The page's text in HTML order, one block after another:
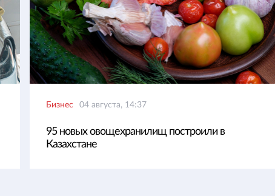
Бизнес 04 августа, 14:37
95 новых овощехранилищ построили в
Казахстане